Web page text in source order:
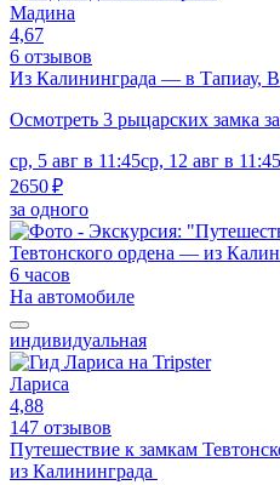
Мадина
4,67
6 отзывов
Из Калининграда — в Тапиау,
Осмотреть 3 рыцарских замка
ср, 5 авг в 11:45ср, 12 авг в 11:45
2650 ₽
за одного
6 часов
На автомобиле
индивидуальная
Лариса
4,88
147 отзывов
Путешествие к замкам
из Калининграда